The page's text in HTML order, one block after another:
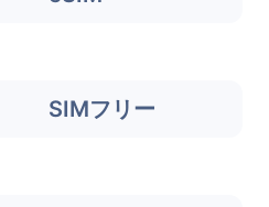
SIMフリー